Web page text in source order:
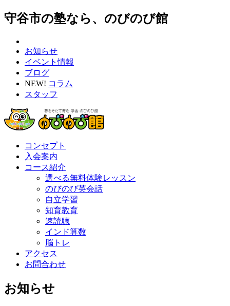
守谷市の塾なら、のびのび館
お知らせ
イベント情報
ブログ
NEW! コラム
スタッフ
コンセプト
入会案内
コース紹介
選べる無料体験レッスン
のびのび英会話
自立学習
知育教育
速読聴
インド算数
脳トレ
アクセス
お問合わせ
お知らせ